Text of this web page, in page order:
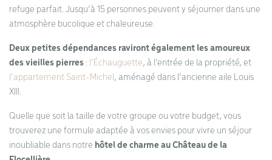
refuge parfait. Jusqu’à 15 personnes peuvent y séjourner dans une
atmosphère bucolique et chaleureuse.
Deux petites dépendances raviront également les amoureux
des vieilles pierres : l’Échauguette, à l’entrée de la propriété, et
l’appartement Saint-Michel, aménagé dans l’ancienne aile Louis
XIII.
Quelle que soit la taille de votre groupe ou votre budget, vous
trouverez une formule adaptée à vos envies pour vivre un séjour
inoubliable dans notre hôtel de charme au Château de la